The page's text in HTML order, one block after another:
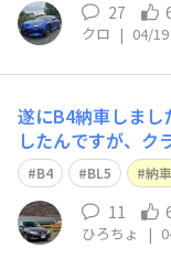
27
クロ | 04/19
遂にB4納車しまし
したんですが、ク
くりました！悲 坂
さん練習します！
嬉しいです！ P.S.
B4 BL5 納車
11
ひろちょ |